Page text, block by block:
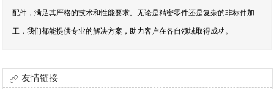
配件，满足其严格的技术和性能要求。无论是精密零件还是复杂的非标件加
工，我们都能提供专业的解决方案，助力客户在各自领域取得成功。
友情链接